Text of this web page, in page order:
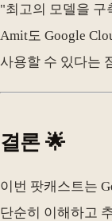
"최고의 모델을 구
Amit도 Google
사용할 수 있다는
결론 🌟
이번 팟캐스트는
단순히 이해하고